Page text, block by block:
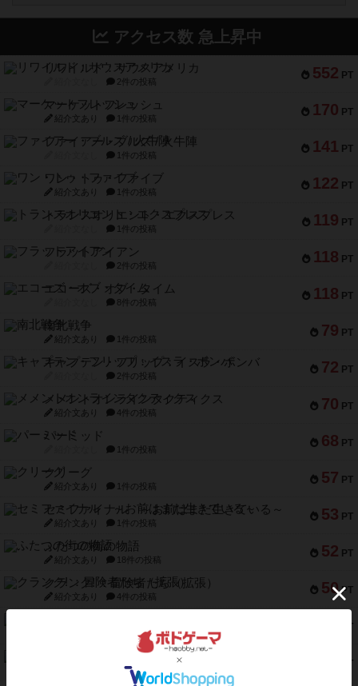
アクセス数 急上昇中
552 PT
リワイルド：サウスアメリカ
2件の投稿
170 PT
マーケットフレッシュ
紹介文あり 1件の投稿
141 PT
ファイアー・ブルズ / 火牛陣
1件の投稿
122 PT
ワン・トゥ・ファイブ
紹介文あり 1件の投稿
119 PT
トランスオリエント・エクスプレス
1件の投稿
118 PT
フラットアイアン
2件の投稿
118 PT
エコーズ・オブ・タイム
8件の投稿
79 PT
南北戦争
紹介文あり 1件の投稿
72 PT
キャプテン・フリップ：イスラ・ボンバ
2件の投稿
70 PT
メメントオンラインタクティクス
紹介文あり 4件の投稿
68 PT
パーミッド
1件の投稿
57 PT
クリーグ
紹介文あり 1件の投稿
53 PT
セミファイナル ～お前はまだ生きている～
紹介文あり 1件の投稿
52 PT
ふたつの街の物語
紹介文あり 18件の投稿
50 PT
クランク! ：冒険者たち（拡張）
紹介文あり 4件の投稿
PT
1件の投稿
PT
スターマイン・ラミー ポケット
2件の投稿